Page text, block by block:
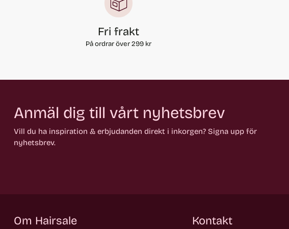
Fri frakt
På ordrar över 299 kr
Anmäl dig till vårt nyhetsbrev
Vill du ha inspiration & erbjudanden direkt i inkorgen? Signa upp för
nyhetsbrev.
Om Hairsale Kontakt